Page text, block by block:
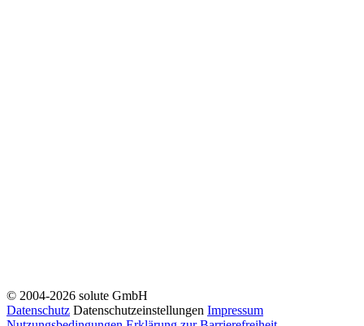
© 2004-2026 solute GmbH
Datenschutz Datenschutzeinstellungen Impressum